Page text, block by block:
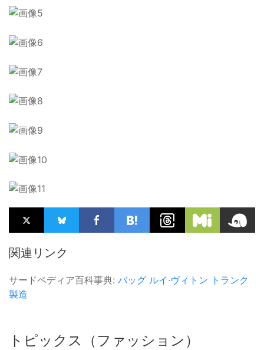
関連リンク
サードペディア百科事典: バッグ ルイ·ヴィトン トランク
製造
トピックス（ファッション）